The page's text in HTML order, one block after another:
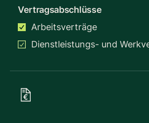
Vertragsabschlüsse
Arbeitsverträge
Dienstleistungs- und